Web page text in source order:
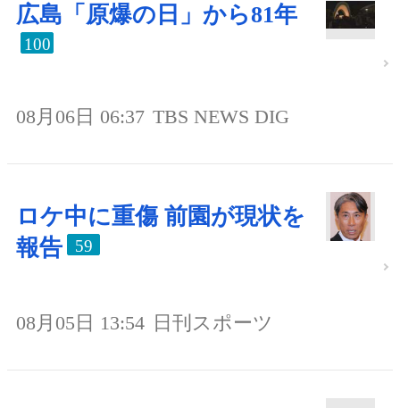
広島「原爆の日」から81年
100
08月06日 06:37 TBS NEWS DIG
ロケ中に重傷 前園が現状を
報告
59
08月05日 13:54 日刊スポーツ